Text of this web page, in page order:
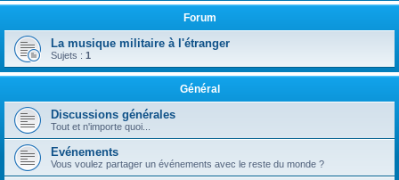
Forum
La musique militaire à l'étranger
Sujets : 1
Général
Discussions générales
Tout et n'importe quoi...
Evénements
Vous voulez partager un événements avec le reste du monde ?